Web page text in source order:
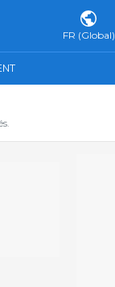
FR (Global)